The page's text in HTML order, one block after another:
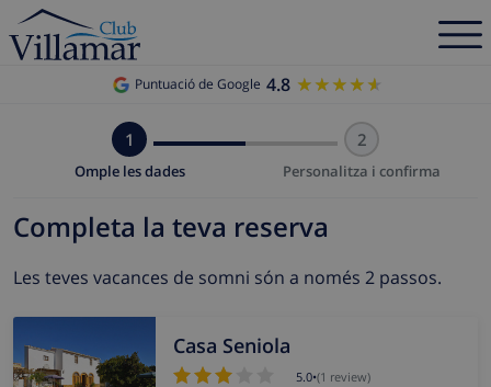
Puntuació de Google 4.8 ★★★★★
★★★★★
1
Omple les dades
2
Personalitza i confirma
Completa la teva reserva
Les teves vacances de somni són a només 2 passos.
Casa Seniola
5.0•(1 review)